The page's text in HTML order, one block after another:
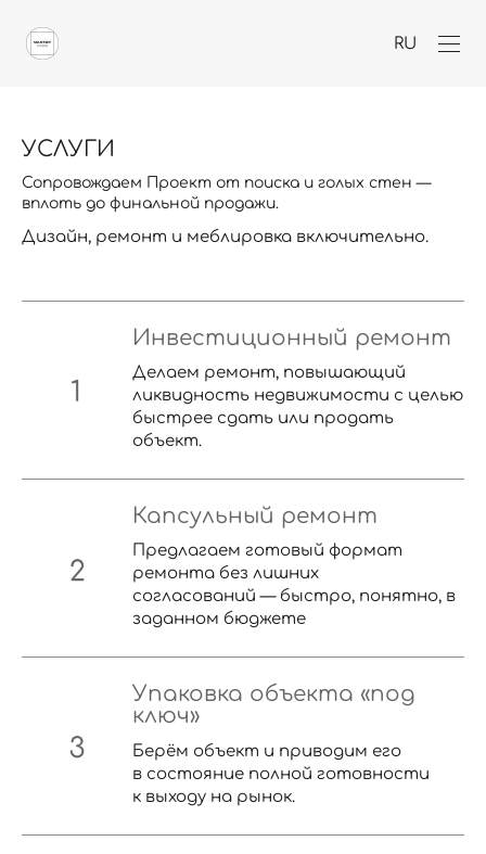
RU
УСЛУГИ
Сопровождаем Проект от поиска и голых стен —
вплоть до финальной продажи.
Дизайн, ремонт и меблировка включительно.
Инвестиционный ремонт
Делаем ремонт, повышающий
ликвидность недвижимости с целью
быстрее сдать или продать
объект.
Капсульный ремонт
Предлагаем готовый формат
ремонта без лишних
согласований — быстро, понятно, в
заданном бюджете
Упаковка объекта «под
ключ»
Берём объект и приводим его
в состояние полной готовности
к выходу на рынок.